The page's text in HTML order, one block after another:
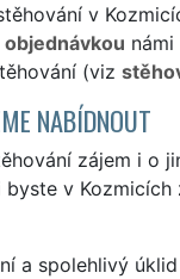
v
objednávkou
(viz
NABÍDNOUT
zájem i o
byste v
a spolehlivý